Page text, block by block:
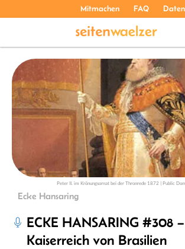
Mitmachen FAQ
THEMEN
PODCASTS
ÜBER UNS
Peter II. im Krönungsornat bei der Thronrede 1872 | Public
Ecke Hansaring
ECKE HANSARING #308
Kaiserreich von Brasilien